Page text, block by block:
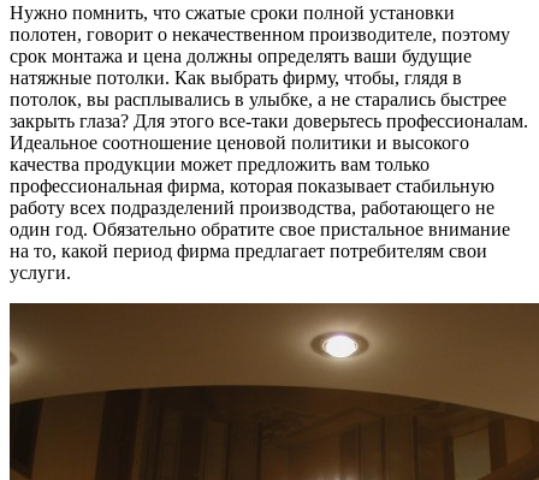
Нужно помнить, что сжатые сроки полной установки
полотен, говорит о некачественном производителе, поэтому
срок монтажа и цена должны определять ваши будущие
натяжные потолки. Как выбрать фирму, чтобы, глядя в
потолок, вы расплывались в улыбке, а не старались быстрее
закрыть глаза? Для этого все-таки доверьтесь профессионалам.
Идеальное соотношение ценовой политики и высокого
качества продукции может предложить вам только
профессиональная фирма, которая показывает стабильную
работу всех подразделений производства, работающего не
один год. Обязательно обратите свое пристальное внимание
на то, какой период фирма предлагает потребителям свои
услуги.